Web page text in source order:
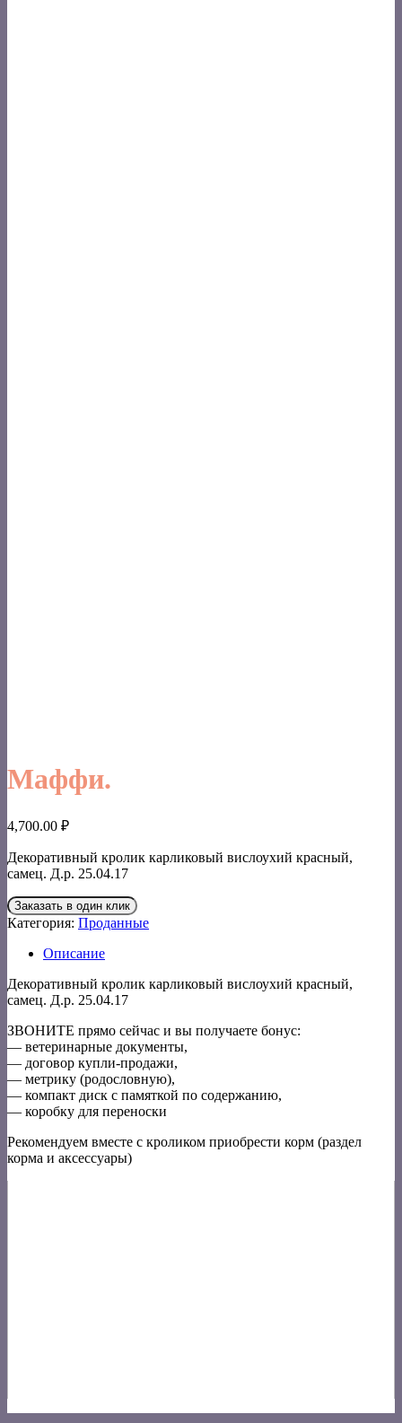
Маффи.
4,700.00 ₽
Декоративный кролик карликовый вислоухий красный,
самец. Д.р. 25.04.17
Заказать в один клик
Категория: Проданные
Описание
Декоративный кролик карликовый вислоухий красный,
самец. Д.р. 25.04.17
ЗВОНИТЕ прямо сейчас и вы получаете бонус:
— ветеринарные документы,
— договор купли-продажи,
— метрику (родословную),
— компакт диск с памяткой по содержанию,
— коробку для переноски
Рекомендуем вместе с кроликом приобрести корм (раздел
корма и аксессуары)